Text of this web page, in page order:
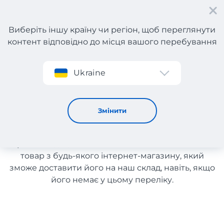
Реєстрація
Виберіть іншу країну чи регіон, щоб переглянути
контент відповідно до місця вашого перебування
Ukraine
Змінити
Каталог магазинів з Англії
Каталог магазинів з Англії
товар з будь-якого інтернет-магазину, який
зможе доставити його на наш склад, навіть, якщо
його немає у цьому переліку.